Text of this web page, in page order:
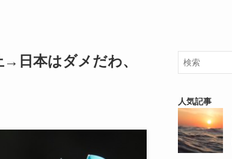
日本はダメだわ、
人気記事